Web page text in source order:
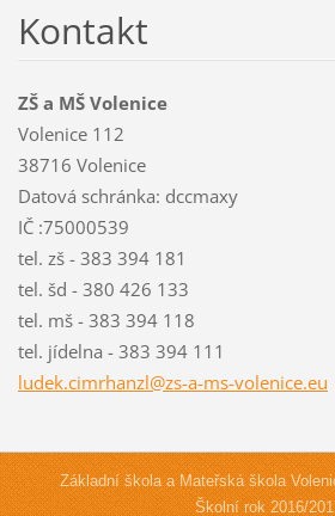
Kontakt
ZŠ a MŠ Volenice
Volenice 112
38716 Volenice
Datová schránka: dccmaxy
IČ :75000539
tel. zš - 383 394 181
tel. šd - 380 426 133
tel. mš - 383 394 118
tel. jídelna - 383 394 111
ludek.cimrhanzl@zs-a-ms-volenice.eu
Základní škola a Mateřská škola
Školní rok 2016/